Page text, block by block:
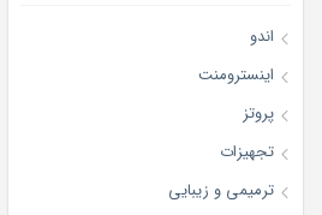
اندو
اینسترومنت
پروتز
تجهیزات
ترمیمی و زیبایی